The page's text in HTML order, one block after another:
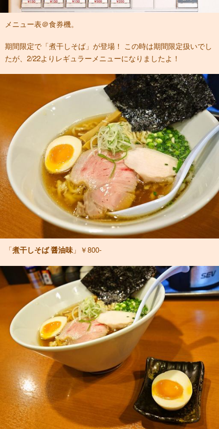
メニュー表＠食券機。
期間限定で「煮干しそば」が登場！ この時は期間限定扱いでし
たが、2/22よりレギュラーメニューになりましたよ！
「煮干しそば 醤油味 」￥800-